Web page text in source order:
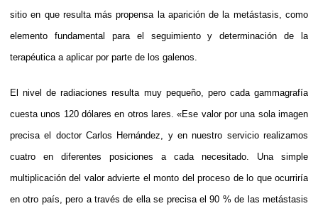
sitio en que resulta más propensa la aparición de la metástasis, como
elemento fundamental para el seguimiento y determinación de la
terapéutica a aplicar por parte de los galenos.
El nivel de radiaciones resulta muy pequeño, pero cada gammagrafía
cuesta unos 120 dólares en otros lares. «Ese valor por una sola imagen
precisa el doctor Carlos Hernández, y en nuestro servicio realizamos
cuatro en diferentes posiciones a cada necesitado. Una simple
multiplicación del valor advierte el monto del proceso de lo que ocurriría
en otro país, pero a través de ella se precisa el 90 % de las metástasis